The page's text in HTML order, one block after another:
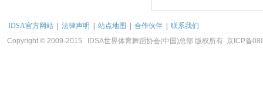
IDSA官方网站 法律声明 站点地图 合作伙伴
联系我们
Copyright © 2009-2015 IDSA世界体育舞蹈协会(中国)总部 版权所有 京ICP备